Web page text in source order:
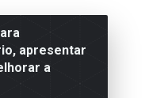
apresentar
a